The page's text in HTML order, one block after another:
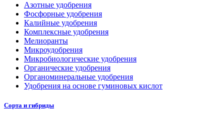
Азотные удобрения
Фосфорные удобрения
Калийные удобрения
Комплексные удобрения
Мелиоранты
Микроудобрения
Микробиологические удобрения
Органические удобрения
Органоминеральные удобрения
Удобрения на основе гуминовых кислот
Сорта и гибриды